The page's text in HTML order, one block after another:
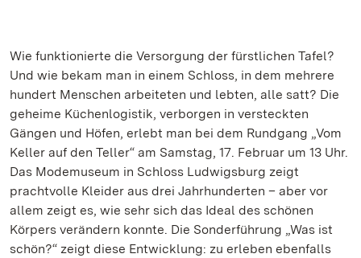
Wie funktionierte die Versorgung der fürstlichen Tafel?
Und wie bekam man in einem Schloss, in dem mehrere
hundert Menschen arbeiteten und lebten, alle satt? Die
geheime Küchenlogistik, verborgen in versteckten
Gängen und Höfen, erlebt man bei dem Rundgang „Vom
Keller auf den Teller“ am Samstag, 17. Februar um 13 Uhr.
Das Modemuseum in Schloss Ludwigsburg zeigt
prachtvolle Kleider aus drei Jahrhunderten – aber vor
allem zeigt es, wie sehr sich das Ideal des schönen
Körpers verändern konnte. Die Sonderführung „Was ist
schön?“ zeigt diese Entwicklung: zu erleben ebenfalls